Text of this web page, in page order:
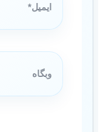
وبگاه